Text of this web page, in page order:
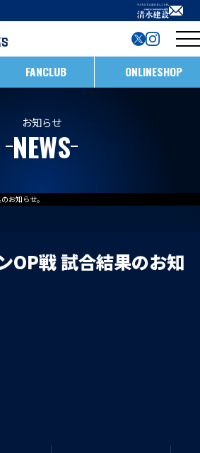
FANCLUB ONLINESHOP
お知らせ
NEWS
お知らせ。
OP戦 試合結果のお知
ョン
ーム
ーム